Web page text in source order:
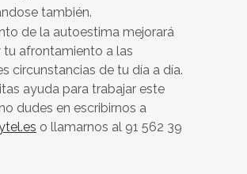
también.
de la autoestima mejorará
tu afrontamiento a las
circunstancias de tu día a día.
ayuda para trabajar este
dudes en escribirnos a
o llamarnos al 91 562 39